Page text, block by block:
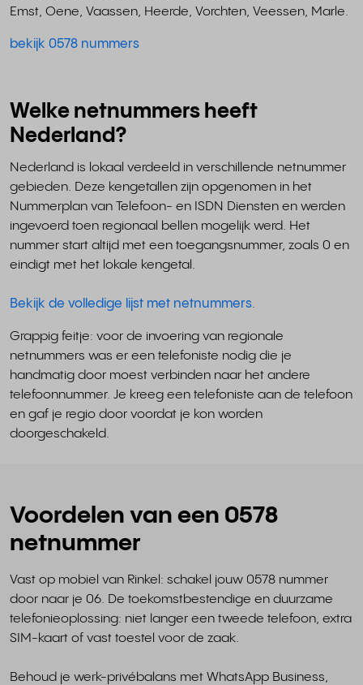
Emst, Oene, Vaassen, Heerde, Vorchten, Veessen, Marle.
bekijk 0578 nummers
Welke netnummers heeft
Nederland?
Nederland is lokaal verdeeld in verschillende netnummer
gebieden. Deze kengetallen zijn opgenomen in het
Nummerplan van Telefoon- en ISDN Diensten en werden
ingevoerd toen regionaal bellen mogelijk werd. Het
nummer start altijd met een toegangsnummer, zoals 0 en
eindigt met het lokale kengetal.
Bekijk de volledige lijst met netnummers.
Grappig feitje: voor de invoering van regionale
netnummers was er een telefoniste nodig die je
handmatig door moest verbinden naar het andere
telefoonnummer. Je kreeg een telefoniste aan de telefoon
en gaf je regio door voordat je kon worden
doorgeschakeld.
Voordelen van een 0578
netnummer
Vast op mobiel van Rinkel: schakel jouw 0578 nummer
door naar je 06. De toekomstbestendige en duurzame
telefonieoplossing: niet langer een tweede telefoon, extra
SIM-kaart of vast toestel voor de zaak.
Behoud je werk-privébalans met WhatsApp Business,